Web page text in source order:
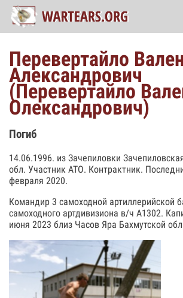
Перевертайло
Александрович
(Перевертайло
Олександрович)
Погиб
14.06.1996. из Зачепиловки
обл. Участник АТО. Контрактник.
февраля 2020.
Командир 3 самоходной артиллерийской
самоходного артдивизиона в/ч А1302.
июня 2023 близ Часов Яра Бахмутской